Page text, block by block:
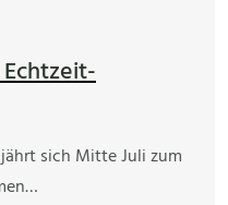
sich Mitte Juli zum